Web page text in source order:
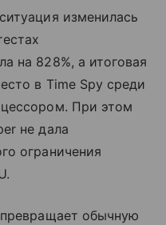
изменилась
на 828%, а итоговая
в Time Spy среди
При этом
не дала
ограничения
обычную